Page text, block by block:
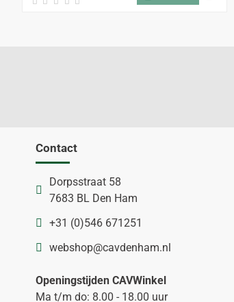
Contact
Dorpsstraat 58
7683 BL Den Ham
+31 (0)546 671251
webshop@cavdenham.nl
Openingstijden CAVWinkel
Ma t/m do: 8.00 - 18.00 uur